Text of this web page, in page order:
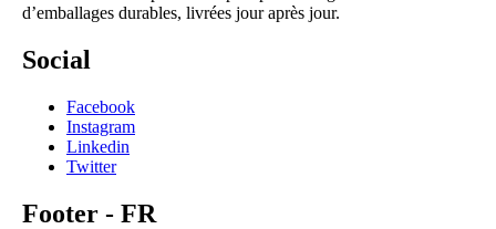
d’emballages durables, livrées jour après jour.
Social
Facebook
Instagram
Linkedin
Twitter
Footer - FR